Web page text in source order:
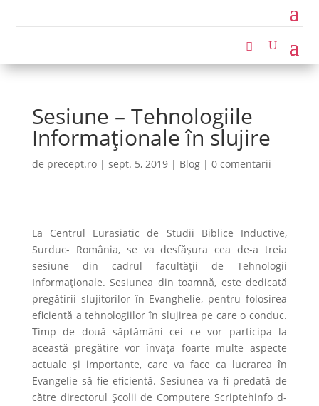
Sesiune – Tehnologiile
Informaționale în slujire
de precept.ro| sept. 5, 2019| Blog| 0 comentarii
La Centrul Eurasiatic de Studii Biblice Inductive,
Surduc- România, se va desfășura cea de-a treia
sesiune din cadrul facultății de Tehnologii
Informaționale. Sesiunea din toamnă, este dedicată
pregătirii slujitorilor în Evanghelie, pentru folosirea
eficientă a tehnologiilor în slujirea pe care o conduc.
Timp de două săptămâni cei ce vor participa la
această pregătire vor învăța foarte multe aspecte
actuale și importante, care va face ca lucrarea în
Evangelie să fie eficientă. Sesiunea va fi predată de
către directorul Școlii de Computere Scriptehinfo d-